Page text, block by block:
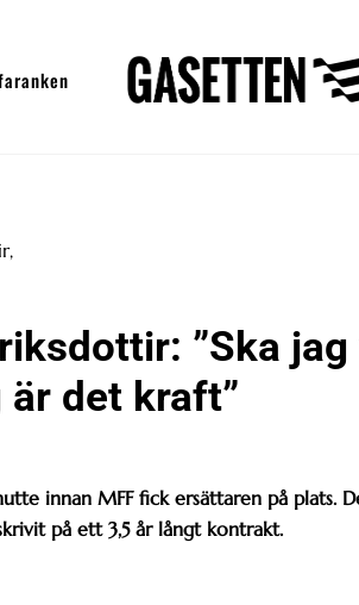
”Ska
det kraft”
innan MFF fick ersättaren på plats.
på ett 3,5 år långt kontrakt.